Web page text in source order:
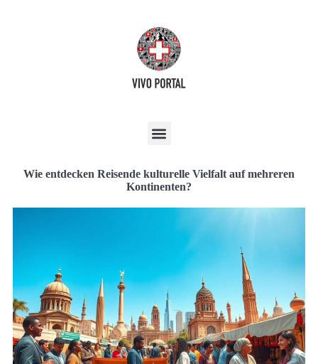
Wie entdecken Reisende kulturelle Vielfalt auf mehreren
Kontinenten?